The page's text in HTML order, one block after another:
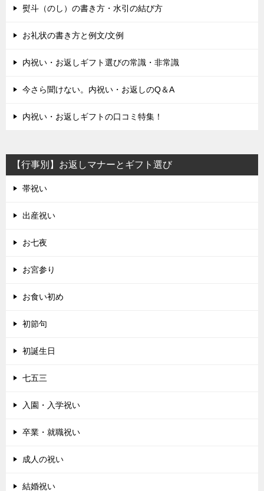
熨斗（のし）の書き方・水引の結び方
お礼状の書き方と例文/文例
内祝い・お返しギフト選びの常識・非常識
今さら聞けない。内祝い・お返しのQ＆A
内祝い・お返しギフトの口コミ特集！
【行事別】お返しマナーとギフト選び
帯祝い
出産祝い
お七夜
お宮参り
お食い初め
初節句
初誕生日
七五三
入園・入学祝い
卒業・就職祝い
成人の祝い
結婚祝い